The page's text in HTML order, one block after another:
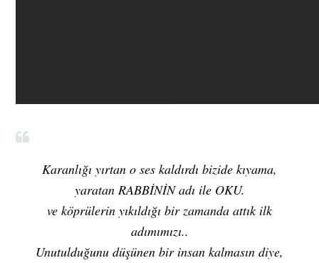
Karanlığı yırtan o ses kaldırdı bizide kıyama,
yaratan RABBİNİN adı ile OKU.
ve köprülerin yıkıldığı bir zamanda attık ilk
adımımızı..
Unutulduğunu düşünen bir insan kalmasın diye,